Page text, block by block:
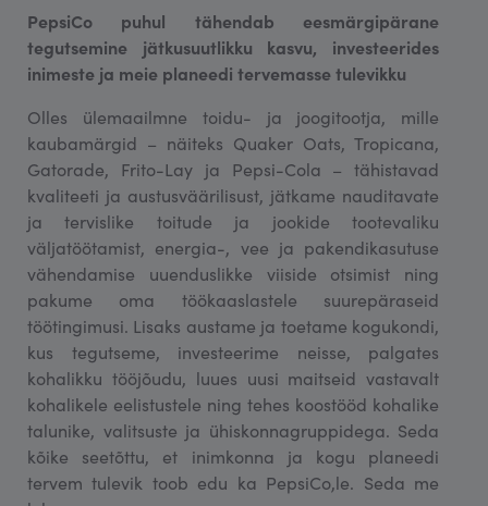
PepsiCo puhul tähendab eesmärgipärane
tegutsemine jätkusuutlikku kasvu, investeerides
inimeste ja meie planeedi tervemasse tulevikku
Olles ülemaailmne toidu- ja joogitootja, mille
kaubamärgid – näiteks Quaker Oats, Tropicana,
Gatorade, Frito-Lay ja Pepsi-Cola – tähistavad
kvaliteeti ja austusväärilisust, jätkame nauditavate
ja tervislike toitude ja jookide tootevaliku
väljatöötamist, energia-, vee ja pakendikasutuse
vähendamise uuenduslikke viiside otsimist ning
pakume oma töökaaslastele suurepäraseid
töötingimusi. Lisaks austame ja toetame kogukondi,
kus tegutseme, investeerime neisse, palgates
kohalikku tööjõudu, luues uusi maitseid vastavalt
kohalikele eelistustele ning tehes koostööd kohalike
talunike, valitsuste ja ühiskonnagruppidega. Seda
kõike seetõttu, et inimkonna ja kogu planeedi
tervem tulevik toob edu ka PepsiCo,le. Seda me